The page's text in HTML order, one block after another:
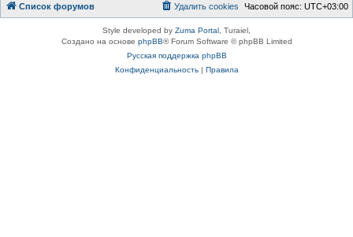
Список форумов Часовой пояс: UTC+03:00
Удалить cookies
Style developed by Zuma Portal , Turaiel,
Создано на основе phpBB® Forum Software © phpBB Limited
Русская поддержка phpBB
Конфиденциальность| Правила